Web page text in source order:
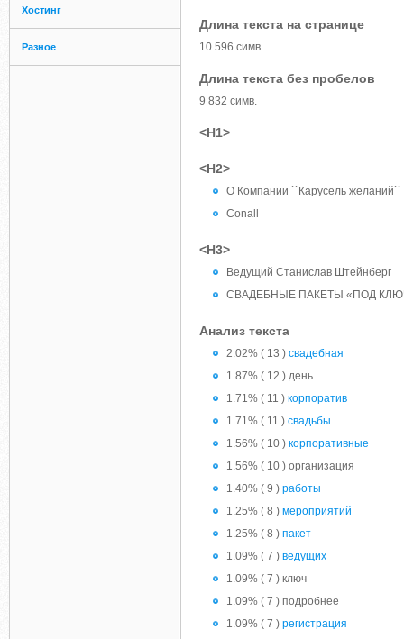
Хостинг
Разное
Длина текста на странице
10 596 симв.
Длина текста без пробелов
9 832 симв.
<H1>
<H2>
О Компании ``Карусель желаний``
Conall
<H3>
Ведущий Станислав Штейнберг
СВАДЕБНЫЕ ПАКЕТЫ «ПОД
Анализ текста
2.02% ( 13 ) свадебная
1.87% ( 12 ) день
1.71% ( 11 ) корпоратив
1.71% ( 11 ) свадьбы
1.56% ( 10 ) корпоративные
1.56% ( 10 ) организация
1.40% ( 9 ) работы
1.25% ( 8 ) мероприятий
1.25% ( 8 ) пакет
1.09% ( 7 ) ведущих
1.09% ( 7 ) ключ
1.09% ( 7 ) подробнее
1.09% ( 7 ) регистрация